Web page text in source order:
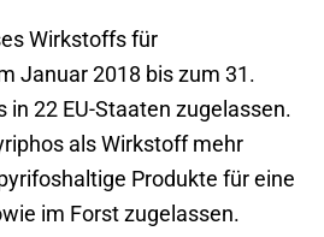
Wirkstoffs für
Januar 2018 bis zum 31.
22 EU-Staaten zugelassen.
als Wirkstoff mehr
Produkte für eine
im Forst zugelassen.